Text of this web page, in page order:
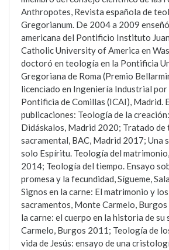
Anthropotes, Revista española de
Gregorianum. De 2004 a 2009
americana del Pontificio Instituto
Catholic University of America en
doctoró en teología en la Pontificia
Gregoriana de Roma (Premio
licenciado en Ingeniería Industrial por
Pontificia de Comillas (ICAI), Madrid.
publicaciones: Teología de la
Didáskalos, Madrid 2020; Tratado de
sacramental, BAC, Madrid 2017; Una
solo Espíritu. Teología del
2014; Teología del tiempo. Ensayo
promesa y la fecundidad, Sígueme,
Signos en la carne: El matrimonio y
sacramentos, Monte Carmelo,
la carne: el cuerpo en la historia de
Carmelo, Burgos 2011; Teología de
vida de Jesús: ensayo de una